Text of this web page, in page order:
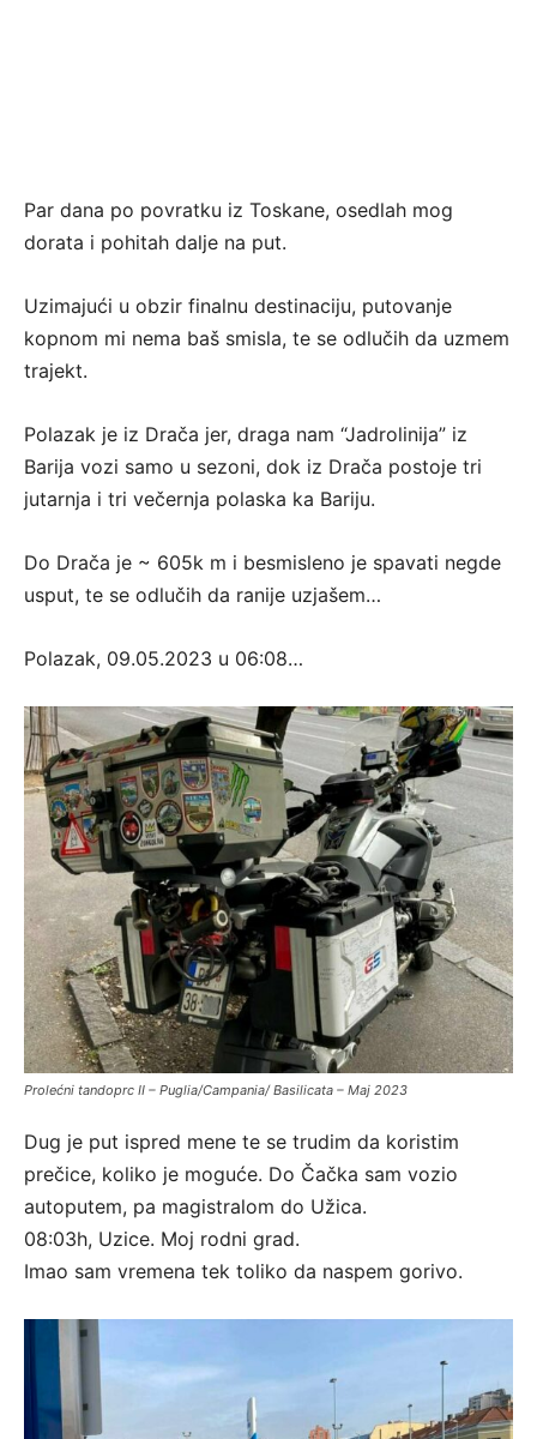
Par dana po povratku iz Toskane, osedlah mog
dorata i pohitah dalje na put.
Uzimajući u obzir finalnu destinaciju, putovanje
kopnom mi nema baš smisla, te se odlučih da uzmem
trajekt.
Polazak je iz Drača jer, draga nam “Jadrolinija” iz
Barija vozi samo u sezoni, dok iz Drača postoje tri
jutarnja i tri večernja polaska ka Bariju.
Do Drača je ~ 605k m i besmisleno je spavati negde
usput, te se odlučih da ranije uzjašem…
Polazak, 09.05.2023 u 06:08…
Prolećni tandoprc II – Puglia/Campania/ Basilicata – Maj 2023
Dug je put ispred mene te se trudim da koristim
prečice, koliko je moguće. Do Čačka sam vozio
autoputem, pa magistralom do Užica.
08:03h, Uzice. Moj rodni grad.
Imao sam vremena tek toliko da naspem gorivo.